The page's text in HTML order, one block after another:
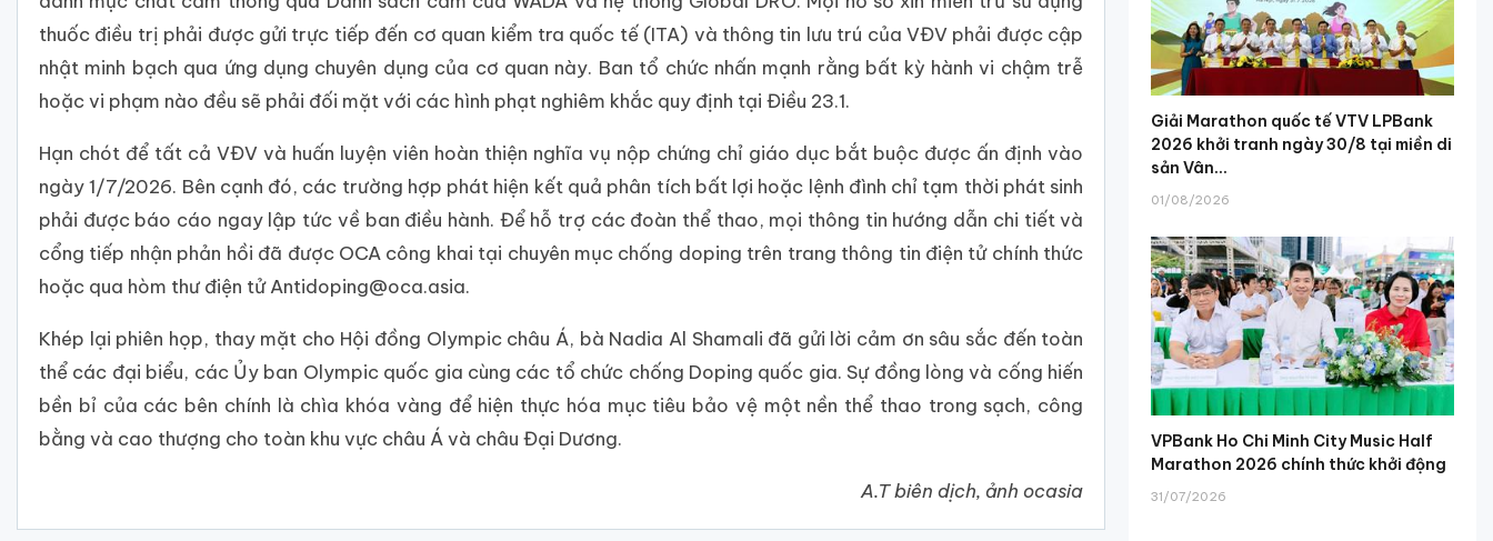
thuốc điều trị phải được gửi trực tiếp đến cơ quan kiểm tra quốc tế (ITA) và thông tin lưu trú của VĐV phải được cập
nhật minh bạch qua ứng dụng chuyên dụng của cơ quan này. Ban tổ chức nhấn mạnh rằng bất kỳ hành vi chậm trễ
hoặc vi phạm nào đều sẽ phải đối mặt với các hình phạt nghiêm khắc quy định tại Điều 23.1.
Hạn chót để tất cả VĐV và huấn luyện viên hoàn thiện nghĩa vụ nộp chứng chỉ giáo dục bắt buộc được ấn định vào
ngày 1/7/2026. Bên cạnh đó, các trường hợp phát hiện kết quả phân tích bất lợi hoặc lệnh đình chỉ tạm thời phát sinh
phải được báo cáo ngay lập tức về ban điều hành. Để hỗ trợ các đoàn thể thao, mọi thông tin hướng dẫn chi tiết và
cổng tiếp nhận phản hồi đã được OCA công khai tại chuyên mục chống doping trên trang thông tin điện tử chính thức
hoặc qua hòm thư điện tử Antidoping@oca.asia.
Khép lại phiên họp, thay mặt cho Hội đồng Olympic châu Á, bà Nadia Al Shamali đã gửi lời cảm ơn sâu sắc đến toàn
thể các đại biểu, các Ủy ban Olympic quốc gia cùng các tổ chức chống Doping quốc gia. Sự đồng lòng và cống hiến
bền bỉ của các bên chính là chìa khóa vàng để hiện thực hóa mục tiêu bảo vệ một nền thể thao trong sạch, công
bằng và cao thượng cho toàn khu vực châu Á và châu Đại Dương.
A.T biên dịch, ảnh ocasia
Giải Marathon quốc tế VTV LPBank
2026 khởi tranh ngày 30/8 tại miền di
sản Vân...
01/08/2026
VPBank Ho Chi Minh City Music Half
Marathon 2026 chính thức khởi động
31/07/2026